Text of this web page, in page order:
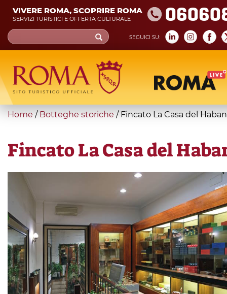
Skip
main
content
VIVERE ROMA, SCOPRIRE ROMA
SERVIZI TURISTICI E OFFERTA CULTURALE
SEGUICI SU:
Search
form
Cerca
You
here
Home / Botteghe storiche / Fincato La Casa del
Fincato La Casa del